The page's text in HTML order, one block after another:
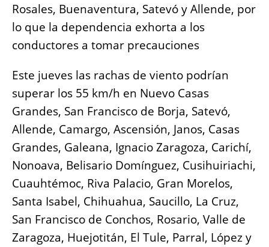
Rosales, Buenaventura, Satevó y Allende, por
lo que la dependencia exhorta a los
conductores a tomar precauciones
Este jueves las rachas de viento podrían
superar los 55 km/h en Nuevo Casas
Grandes, San Francisco de Borja, Satevó,
Allende, Camargo, Ascensión, Janos, Casas
Grandes, Galeana, Ignacio Zaragoza, Carichí,
Nonoava, Belisario Domínguez, Cusihuiriachi,
Cuauhtémoc, Riva Palacio, Gran Morelos,
Santa Isabel, Chihuahua, Saucillo, La Cruz,
San Francisco de Conchos, Rosario, Valle de
Zaragoza, Huejotitán, El Tule, Parral, López y